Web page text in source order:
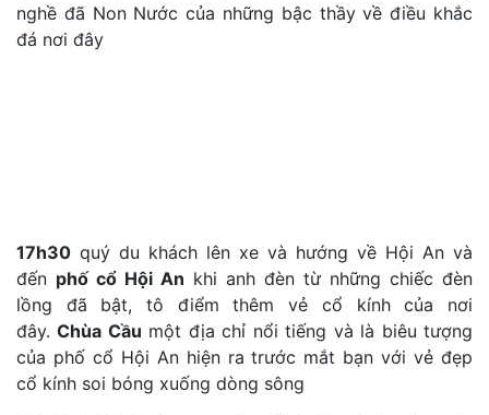
nghề đã Non Nước của những bậc thầy về điều khắc
đá nơi đây
17h30 quý du khách lên xe và hướng về Hội An và
đến phố cổ Hội An khi anh đèn từ những chiếc đèn
lồng đã bật, tô điểm thêm vẻ cổ kính của nơi
đây.Chùa Cầu một địa chỉ nổi tiếng và là biêu tượng
của phố cổ Hội An hiện ra trước mắt bạn với vẻ đẹp
cổ kính soi bóng xuống dòng sông